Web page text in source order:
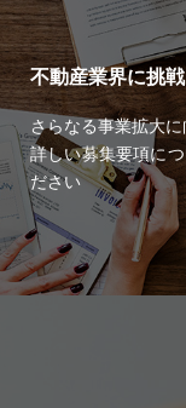
不動産業界に挑
さらなる事業拡大
詳しい募集要項に
ださい